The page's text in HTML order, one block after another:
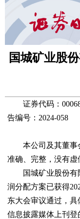
国城矿业股
证券代码：
告编号：2024-058
本公司及其董事会
准确、完整，没有虚
国城矿业股份有限
润分配方案已获得
东大会审议通过，具
信息披露媒体上刊